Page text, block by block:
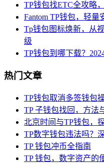
TP钱包找ETC全攻略
Fantom TP钱包，轻量
Tp钱包图标焕新，从
级
TP钱包到哪下载？
热门文章
TP钱包取消多签钱包
TP 子钱包找回，方法
北京时间与TP钱包，
TP数字钱包违法吗？
TP 钱包冲币全指南
TP 钱包，数字资产的